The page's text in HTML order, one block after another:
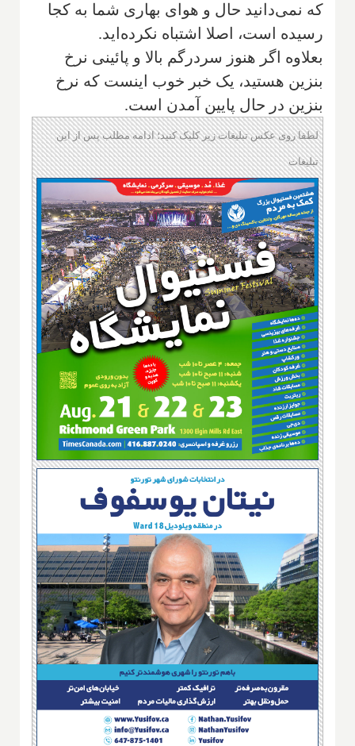
که نمی‌دانید حال و هوای بهاری شما به کجا
رسیده است، اصلا اشتباه نکرده‌اید.
بعلاوه اگر هنوز سردرگم بالا و پائینی نرخ
بنزین هستید، یک خبر خوب اینست که نرخ
بنزین در حال پایین آمدن است.
لطفا روی عکس تبلیغات زیر کلیک کنید؛ ادامه مطلب پس از این
تبلیغات